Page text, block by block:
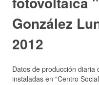
González
2012
Datos de producción diaria
instaladas en "Centro